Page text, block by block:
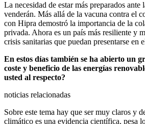
La necesidad de estar más preparados ante
venderán. Más allá de la vacuna contra el
con Hipra demostró la importancia de la
privada. Ahora es un país más resiliente y
crisis sanitarias que puedan presentarse en
En estos días también se ha abierto un
coste y beneficio de las energías
usted al respecto?
noticias relacionadas
Sobre este tema hay que ser muy claros y
climático es una evidencia científica, pesa